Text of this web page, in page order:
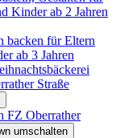
Kinder ab 2 Jahren
backen für Eltern
ab 3 Jahren
Straße
FZ Oberrather
umschalten